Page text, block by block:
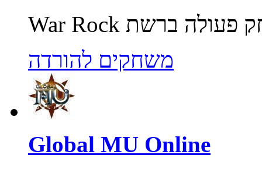
משחקים להורדה
Global MU Online